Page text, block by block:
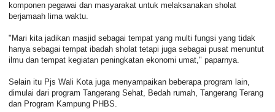
komponen pegawai dan masyarakat untuk melaksanakan sholat
berjamaah lima waktu.
"Mari kita jadikan masjid sebagai tempat yang multi fungsi yang tidak
hanya sebagai tempat ibadah sholat tetapi juga sebagai pusat menuntut
ilmu dan tempat kegiatan peningkatan ekonomi umat," paparnya.
Selain itu Pjs Wali Kota juga menyampaikan beberapa program lain,
dimulai dari program Tangerang Sehat, Bedah rumah, Tangerang Terang
dan Program Kampung PHBS.